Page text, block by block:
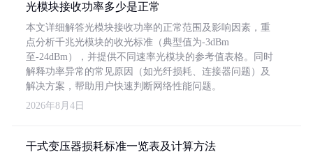
光模块接收功率多少是正常
本文详细解答光模块接收功率的正常范围及影响因素，重
点分析千兆光模块的收光标准（典型值为-3dBm
至-24dBm），并提供不同速率光模块的参考值表格。同时
解释功率异常的常见原因（如光纤损耗、连接器问题）及
解决方案，帮助用户快速判断网络性能问题。
2026年8月4日
干式变压器损耗标准一览表及计算方法